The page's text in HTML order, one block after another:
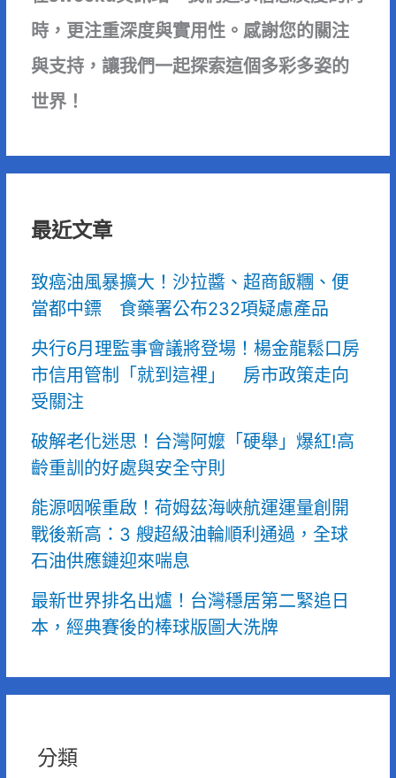
時，更注重深度與實用性。感謝您的關注
與支持，讓我們一起探索這個多彩多姿的
世界！
最近文章
致癌油風暴擴大！沙拉醬、超商飯糰、便
當都中鏢 食藥署公布232項疑慮產品
央行6月理監事會議將登場！楊金龍鬆口房
市信用管制「就到這裡」 房市政策走向
受關注
破解老化迷思！台灣阿嬤「硬舉」爆紅!高
齡重訓的好處與安全守則
能源咽喉重啟！荷姆茲海峽航運運量創開
戰後新高：3 艘超級油輪順利通過，全球
石油供應鏈迎來喘息
最新世界排名出爐！台灣穩居第二緊追日
本，經典賽後的棒球版圖大洗牌
分類